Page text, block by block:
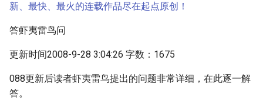
新、最快、最火的连载作品尽在起点原创！
答虾夷雷鸟问
更新时间2008-9-28 3:04:26 字数：1675
088更新后读者虾夷雷鸟提出的问题非常详细，在此逐一解
答。